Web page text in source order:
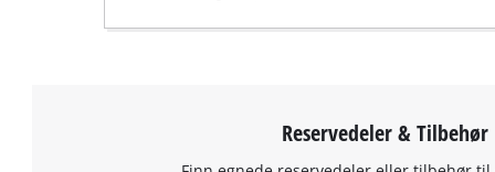
Reservedeler & Tilbehør